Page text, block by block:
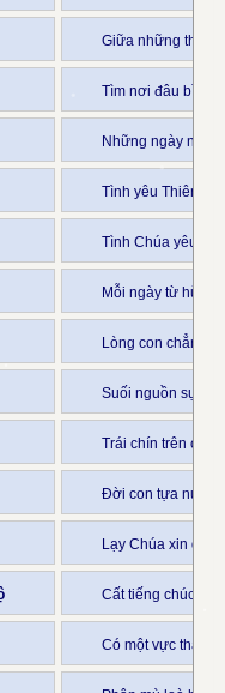
Giữa những
Tìm nơi đâu bình
Những ngày
Tình yêu Thiên
Tình Chúa yêu
Mỗi ngày từ hừng
Lòng con chẳng
Suối nguồn sự
Trái chín trên
Đời con tựa
Lạy Chúa xin dạy
Cất tiếng chúc
Có một vực thẳm